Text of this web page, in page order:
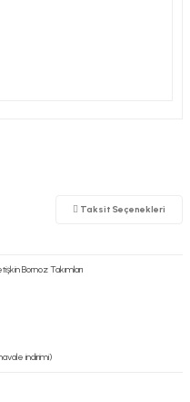
Taksit Seçenekleri
Bornoz Takımları
indirimi)